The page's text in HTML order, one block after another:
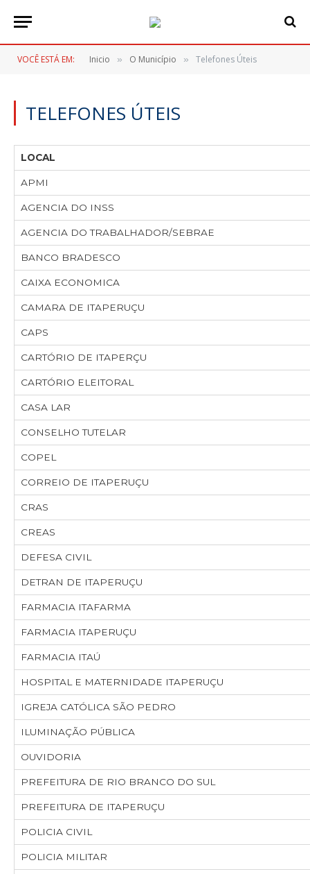
VOCÊ ESTÁ EM: Inicio » O Município » Telefones Úteis
TELEFONES ÚTEIS
LOCAL
APMI
AGENCIA DO INSS
AGENCIA DO TRABALHADOR/SEBRAE
BANCO BRADESCO
CAIXA ECONOMICA
CAMARA DE ITAPERUÇU
CAPS
CARTÓRIO DE ITAPERÇU
CARTÓRIO ELEITORAL
CASA LAR
CONSELHO TUTELAR
COPEL
CORREIO DE ITAPERUÇU
CRAS
CREAS
DEFESA CIVIL
DETRAN DE ITAPERUÇU
FARMACIA ITAFARMA
FARMACIA ITAPERUÇU
FARMACIA ITAÚ
HOSPITAL E MATERNIDADE ITAPERUÇU
IGREJA CATÓLICA SÃO PEDRO
ILUMINAÇÃO PÚBLICA
OUVIDORIA
PREFEITURA DE RIO BRANCO DO SUL
PREFEITURA DE ITAPERUÇU
POLICIA CIVIL
POLICIA MILITAR